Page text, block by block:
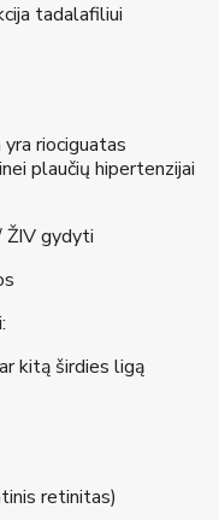
tadalafiliui
riociguatas
plaučių hipertenzijai
ŽIV gydyti
kitą širdies ligą
retinitas)